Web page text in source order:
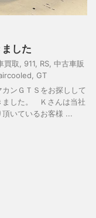
した
買取 911 RS 中古車販
GT
ンＧＴＳをお探しして
ました。 Ｋさんは当社
いているお客様 ...